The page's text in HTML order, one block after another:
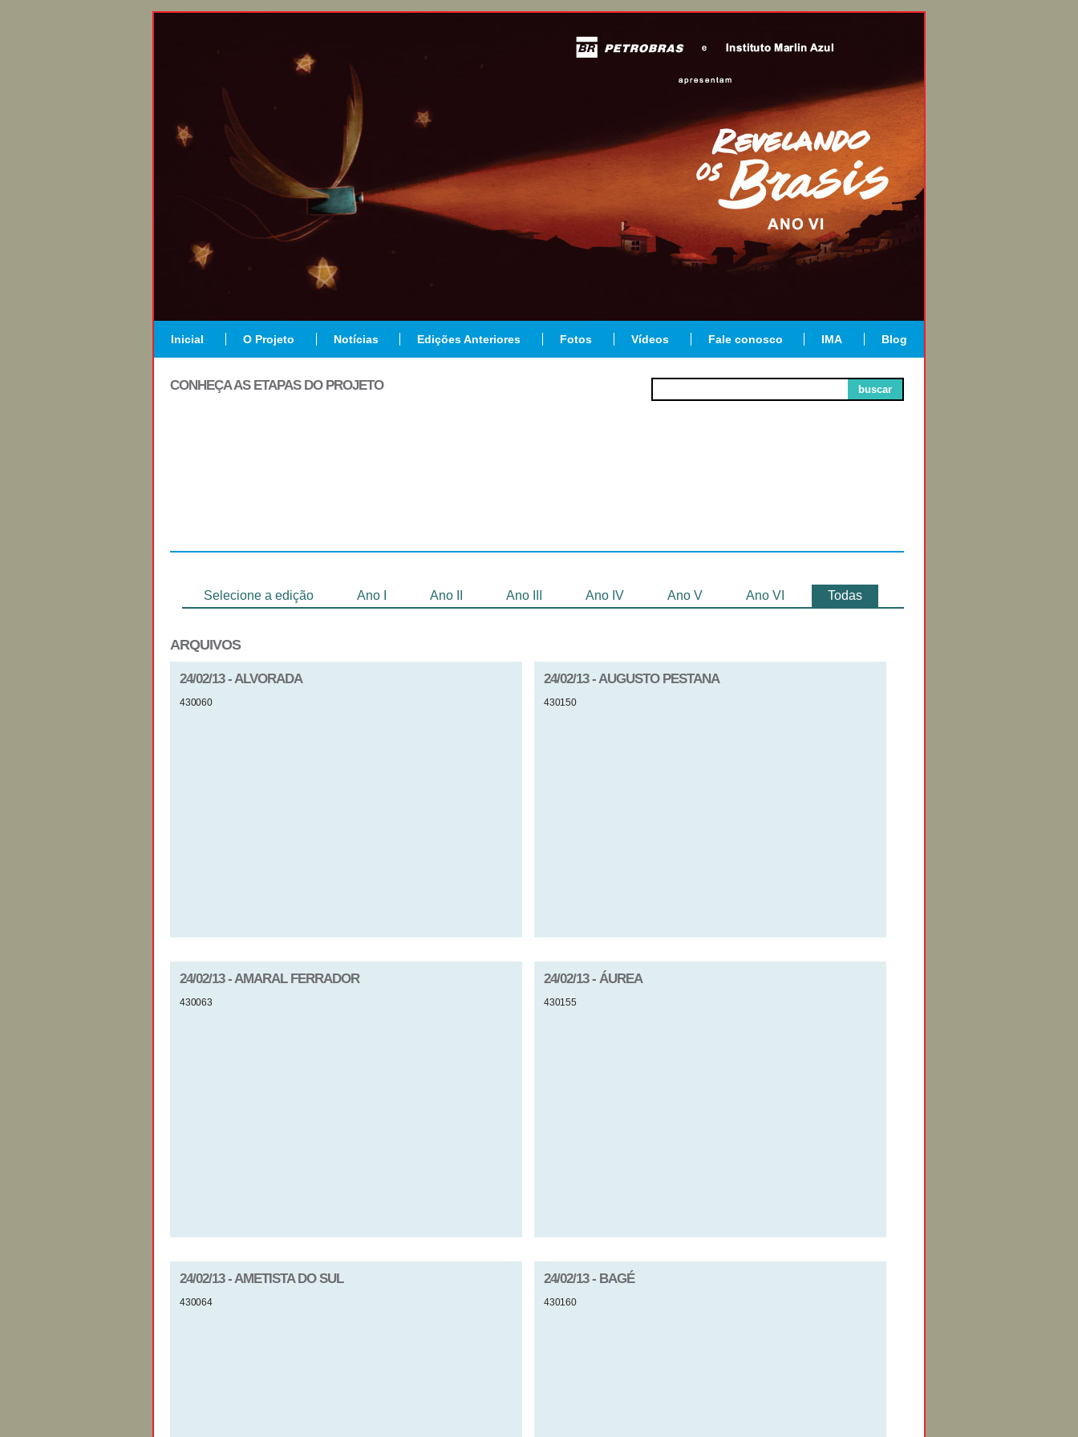
Inicial O Projeto Notícias Edições Anteriores Fotos Vídeos Fale conosco IMA Blog
buscar
CONHEÇA AS ETAPAS DO PROJETO
Selecione a edição Ano I Ano II Ano III Ano IV Ano V Ano VI Todas
ARQUIVOS
24/02/13 - ALVORADA
430060
24/02/13 - AUGUSTO PESTANA
430150
24/02/13 - AMARAL FERRADOR
430063
24/02/13 - ÁUREA
430155
24/02/13 - AMETISTA DO SUL
430064
24/02/13 - BAGÉ
430160